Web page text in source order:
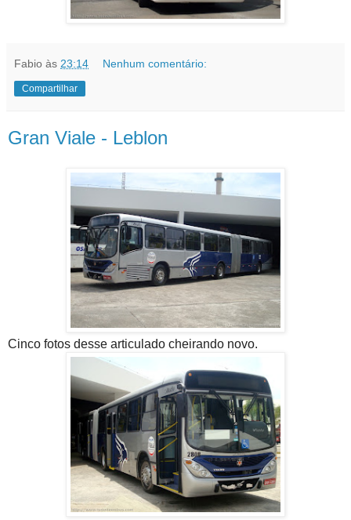
Fabio às 23:14 Nenhum comentário:
Compartilhar
Gran Viale - Leblon
Cinco fotos desse articulado cheirando novo.